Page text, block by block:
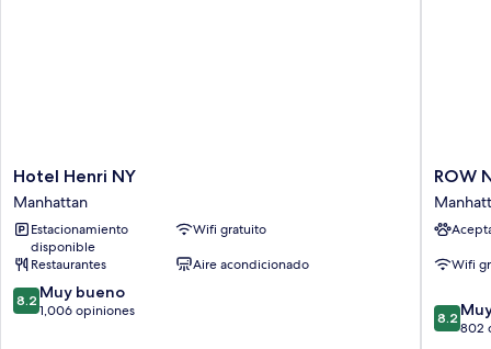
Hotel
Henri
NY
Manhattan
Hotel Henri NY
Manhattan
Estacionamiento
disponible
Wifi gratuito
Restaurantes
Aire acondicionado
8.2
de
8.2 Muy bueno
1,006 opiniones
ROW
NYC
ROW
Wifi
8.2
de
8.2
802